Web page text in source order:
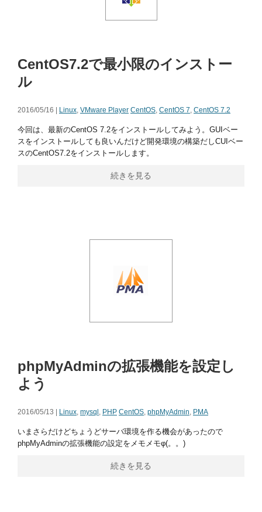
CentOS7.2で最小限のインストー
ル
2016/05/16 | Linux, VMware Player CentOS, CentOS 7, CentOS 7.2
今回は、最新のCentOS 7.2をインストールしてみよう。GUIベー
スをインストールしても良いんだけど開発環境の構築だしCUIベー
スのCentOS7.2をインストールします。
続きを見る
phpMyAdminの拡張機能を設定し
よう
2016/05/13 | Linux, mysql , PHP CentOS, phpMyAdmin, PMA
いまさらだけどちょうどサーバ環境を作る機会があったので
phpMyAdminの拡張機能の設定をメモメモφ(。。)
続きを見る